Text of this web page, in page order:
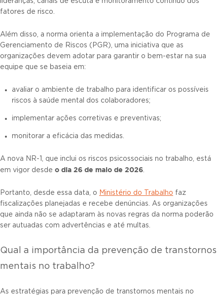
fatores de risco.
Além disso, a norma orienta a implementação do Programa de
Gerenciamento de Riscos (PGR), uma iniciativa que as
organizações devem adotar para garantir o bem-estar na sua
equipe que se baseia em:
avaliar o ambiente de trabalho para identificar os possíveis
riscos à saúde mental dos colaboradores;
implementar ações corretivas e preventivas;
monitorar a eficácia das medidas.
A nova NR-1, que inclui os riscos psicossociais no trabalho, está
em vigor desde o dia 26 de maio de 2026.
Portanto, desde essa data, o Ministério do Trabalho faz
fiscalizações planejadas e recebe denúncias. As organizações
que ainda não se adaptaram às novas regras da norma poderão
ser autuadas com advertências e até multas.
Qual a importância da prevenção de transtornos
mentais no trabalho?
As estratégias para prevenção de transtornos mentais no